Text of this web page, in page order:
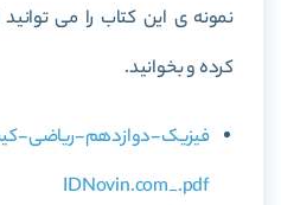
نمونه ی این کتاب را می
کرده و بخوانید.
فیزیک-دوازدهم-ریاضی-
IDNovin.com_.pdf